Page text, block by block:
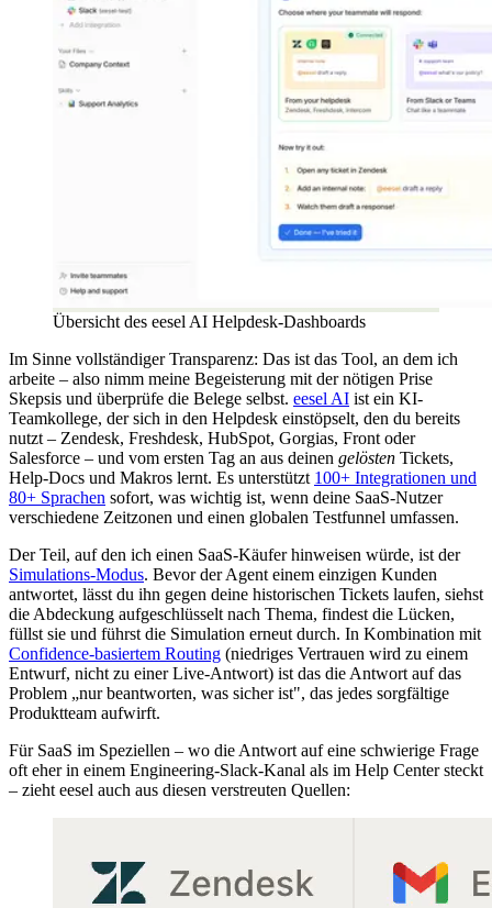
Übersicht des eesel AI Helpdesk-Dashboards
Im Sinne vollständiger Transparenz: Das ist das Tool, an dem ich
arbeite – also nimm meine Begeisterung mit der nötigen Prise
Skepsis und überprüfe die Belege selbst. eesel AI ist ein KI-
Teamkollege, der sich in den Helpdesk einstöpselt, den du bereits
nutzt – Zendesk, Freshdesk, HubSpot, Gorgias, Front oder
Salesforce – und vom ersten Tag an aus deinen gelösten Tickets,
Help-Docs und Makros lernt. Es unterstützt 100+ Integrationen und
80+ Sprachen sofort, was wichtig ist, wenn deine SaaS-Nutzer
verschiedene Zeitzonen und einen globalen Testfunnel umfassen.
Der Teil, auf den ich einen SaaS-Käufer hinweisen würde, ist der
Simulations-Modus. Bevor der Agent einem einzigen Kunden
antwortet, lässt du ihn gegen deine historischen Tickets laufen, siehst
die Abdeckung aufgeschlüsselt nach Thema, findest die Lücken,
füllst sie und führst die Simulation erneut durch. In Kombination mit
Confidence-basiertem Routing (niedriges Vertrauen wird zu einem
Entwurf, nicht zu einer Live-Antwort) ist das die Antwort auf das
Problem „nur beantworten, was sicher ist", das jedes sorgfältige
Produktteam aufwirft.
Für SaaS im Speziellen – wo die Antwort auf eine schwierige Frage
oft eher in einem Engineering-Slack-Kanal als im Help Center steckt
– zieht eesel auch aus diesen verstreuten Quellen: